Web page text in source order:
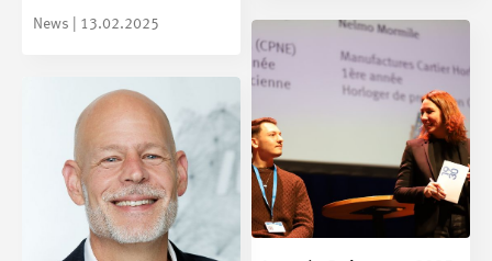
News | 13.02.2025